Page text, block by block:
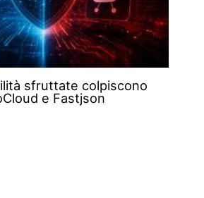
sfruttate colpiscono
e Fastjson